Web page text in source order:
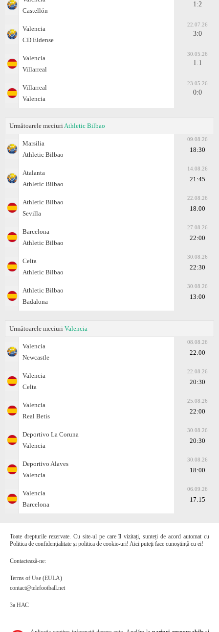
Castellón
1:2
Valencia
CD Eldense
22.07.26
3:0
Valencia
Villarreal
30.05.26
1:1
Villarreal
Valencia
23.05.26
0:0
Următoarele meciuri Athletic Bilbao
Marsilia
Athletic Bilbao
09.08.26
18:30
Atalanta
Athletic Bilbao
14.08.26
21:45
Athletic Bilbao
Sevilla
22.08.26
18:00
Barcelona
Athletic Bilbao
27.08.26
22:00
Celta
Athletic Bilbao
30.08.26
22:30
Athletic Bilbao
Badalona
30.08.26
13:00
Următoarele meciuri Valencia
Valencia
Newcastle
08.08.26
22:00
Valencia
Celta
22.08.26
20:30
Valencia
Real Betis
25.08.26
22:00
Deportivo La Coruna
Valencia
30.08.26
20:30
Deportivo Alaves
Valencia
30.08.26
18:00
Valencia
Barcelona
06.09.26
17:15
Toate drepturile rezervate. Cu site-ul pe care îl vizitați, sunteți de acord automat cu
Politica de confidențialitate și politica de cookie-uri! Aici puteți face cunoștință cu ei!
Contactează-ne:
Terms of Use (EULA)
contact@telefootball.net
За НАС